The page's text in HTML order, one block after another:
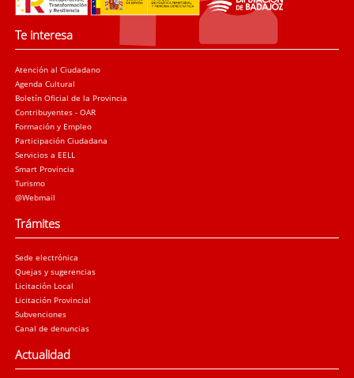
Te interesa
Atención al Ciudadano
Agenda Cultural
Boletín Oficial de la Provincia
Contribuyentes - OAR
Formación y Empleo
Participación Ciudadana
Servicios a EELL
Smart Provincia
Turismo
@Webmail
Trámites
Sede electrónica
Quejas y sugerencias
Licitación Local
Licitación Provincial
Subvenciones
Canal de denuncias
Actualidad